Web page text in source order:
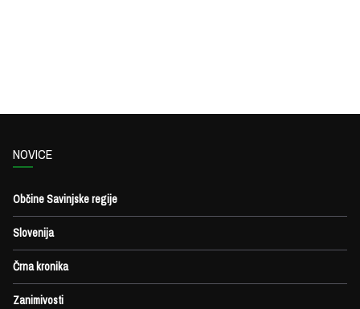
NOVICE
Občine Savinjske regije
Slovenija
Črna kronika
Zanimivosti